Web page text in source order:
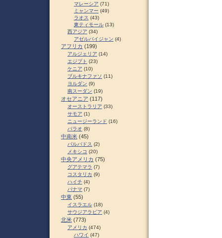
マレーシア (71)
ミャンマー (49)
ラオス (43)
東ティモール (13)
西アジア (34)
アゼルバイジャン (4)
アフリカ (199)
アルジェリア (14)
エジプト (23)
ケニア (10)
ブルキナファソ (11)
ヨルダン (9)
南スーダン (19)
オセアニア (117)
オーストラリア (33)
サモア (1)
ニュージーランド (16)
パラオ (8)
中南米 (45)
バルバドス (2)
メキシコ (20)
中央アメリカ (75)
グアテマラ (7)
コスタリカ (9)
ハイチ (4)
パナマ (7)
中東 (55)
イスラエル (18)
サウジアラビア (4)
北米 (773)
アメリカ (474)
ハワイ (47)